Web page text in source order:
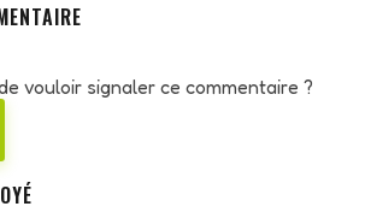
vouloir signaler ce commentaire ?